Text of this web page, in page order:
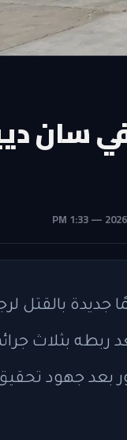
سان
قتل عام 2023، وذلك
بعد جهود